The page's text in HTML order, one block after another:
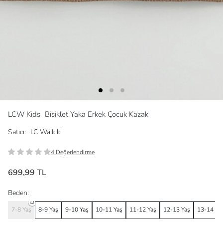
LCW Kids Bisiklet Yaka Erkek Çocuk Kazak
Satıcı: LC Waikiki
4 Değerlendirme
699,99 TL
Beden:
7-8 Yaş 8-9 Yaş 9-10 Yaş 10-11 Yaş 11-12 Yaş 12-13 Yaş 13-14